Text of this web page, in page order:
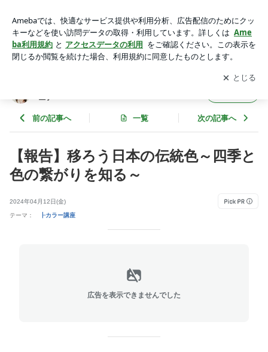
立区北千住 カラー教室 Harmonia・ハルモニア
アプリをダウンロードして ブログの更新通知
を受け取りまし
ょう。
開く
ニア
前の記事へ 一覧 次の記事へ
【報告】移ろう日本の伝統色～四季と
色の繋がりを知る～
2024年04月12日(金)
テーマ： ┠カラー講座
広告を表示できませんでした